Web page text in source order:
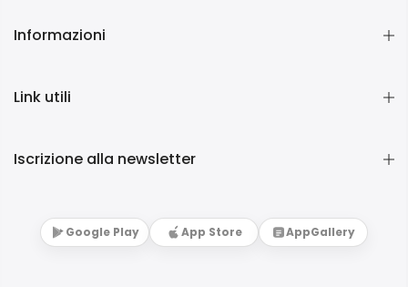
Informazioni
Link utili
Iscrizione alla newsletter
Google Play App Store AppGallery